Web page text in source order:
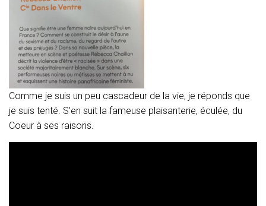
Comme je suis un peu cascadeur de la vie, je réponds que
je suis tenté. S’en suit la fameuse plaisanterie, éculée, du
Coeur à ses raisons.